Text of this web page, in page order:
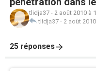
tlidja37 - 2 août 2010 à
tlidja37 - 2 août
25 réponses